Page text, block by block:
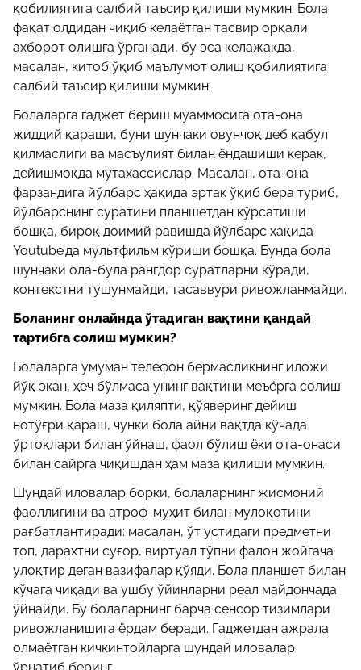
қобилиятига салбий таъсир қилиши мумкин. Бола
фақат олдидан чиқиб келаётган тасвир орқали
ахборот олишга ўрганади, бу эса келажакда,
масалан, китоб ўқиб маълумот олиш қобилиятига
салбий таъсир қилиши мумкин.
Болаларга гаджет бериш муаммосига ота-она
жиддий қараши, буни шунчаки овунчоқ деб қабул
қилмаслиги ва масъулият билан ёндашиши керак,
дейишмоқда мутахассислар. Масалан, ота-она
фарзандига йўлбарс ҳақида эртак ўқиб бера туриб,
йўлбарснинг суратини планшетдан кўрсатиши
бошқа, бироқ доимий равишда йўлбарс ҳақида
Youtube’да мультфильм кўриши бошқа. Бунда бола
шунчаки ола-була рангдор суратларни кўради,
контекстни тушунмайди, тасаввури ривожланмайди.
Боланинг онлайнда ўтадиган вақтини қандай
тартибга солиш мумкин?
Болаларга умуман телефон бермасликнинг иложи
йўқ экан, ҳеч бўлмаса унинг вақтини меъёрга солиш
мумкин. Бола маза қиляпти, қўяверинг дейиш
нотўғри қараш, чунки бола айни вақтда кўчада
ўртоқлари билан ўйнаш, фаол бўлиш ёки ота-онаси
билан сайрга чиқишдан ҳам маза қилиши мумкин.
Шундай иловалар борки, болаларнинг жисмоний
фаоллигини ва атроф-муҳит билан мулоқотини
рағбатлантиради: масалан, ўт устидаги предметни
топ, дарахтни суғор, виртуал тўпни фалон жойгача
улоқтир деган вазифалар қўяди. Бола планшет билан
кўчага чиқади ва ушбу ўйинларни реал майдончада
ўйнайди. Бу болаларнинг барча сенсор тизимлари
ривожланишига ёрдам беради. Гаджетдан ажрала
олмаётган кичкинтойларга шундай иловалар